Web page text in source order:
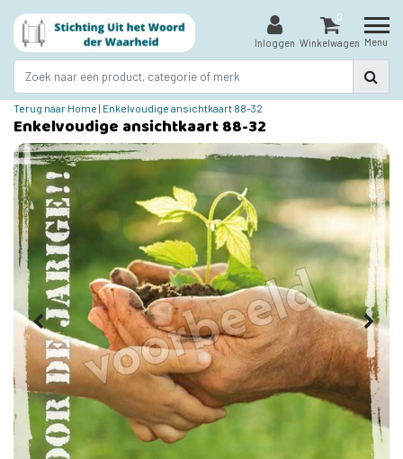
Inloggen
0
Winkelwagen Menu
Terug naar Home | Enkelvoudige ansichtkaart 88-32
Enkelvoudige ansichtkaart 88-32